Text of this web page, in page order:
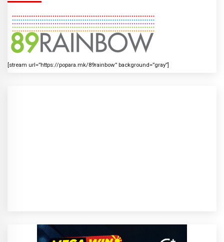
[stream url=”https://popara.mk/89rainbow” background=”gray”]